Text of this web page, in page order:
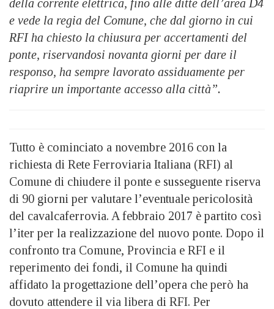
della corrente elettrica, fino alle ditte dell’area D4
e vede la regia del Comune, che dal giorno in cui
RFI ha chiesto la chiusura per accertamenti del
ponte, riservandosi novanta giorni per dare il
responso, ha sempre lavorato assiduamente per
riaprire un importante accesso alla città”.
Tutto è cominciato a novembre 2016 con la
richiesta di Rete Ferroviaria Italiana (RFI) al
Comune di chiudere il ponte e susseguente riserva
di 90 giorni per valutare l’eventuale pericolosità
del cavalcaferrovia. A febbraio 2017 è partito così
l’iter per la realizzazione del nuovo ponte. Dopo il
confronto tra Comune, Provincia e RFI e il
reperimento dei fondi, il Comune ha quindi
affidato la progettazione dell’opera che però ha
dovuto attendere il via libera di RFI. Per